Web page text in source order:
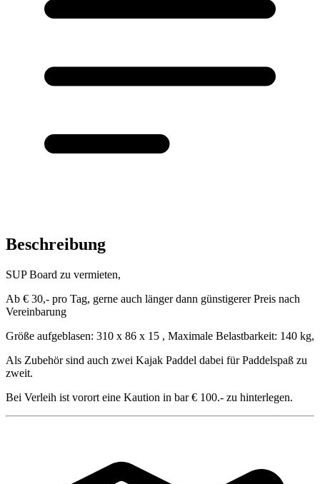
Beschreibung
SUP Board zu vermieten,
Ab € 30,- pro Tag, gerne auch länger dann günstigerer Preis nach
Vereinbarung
Größe aufgeblasen: 310 x 86 x 15 , Maximale Belastbarkeit: 140 kg,
Als Zubehör sind auch zwei Kajak Paddel dabei für Paddelspaß zu
zweit.
Bei Verleih ist vorort eine Kaution in bar € 100.- zu hinterlegen.